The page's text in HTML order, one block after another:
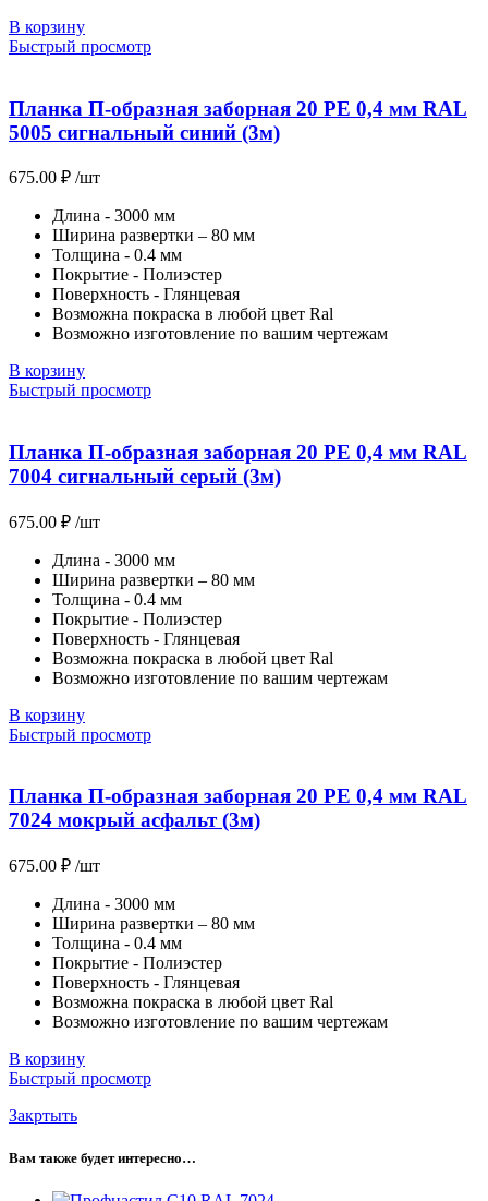
В корзину
Быстрый просмотр
Планка П-образная заборная 20 PE 0,4 мм RAL
5005 сигнальный синий (3м)
675.00 ₽ /шт
Длина - 3000 мм
Ширина развертки – 80 мм
Толщина - 0.4 мм
Покрытие - Полиэстер
Поверхность - Глянцевая
Возможна покраска в любой цвет Ral
Возможно изготовление по вашим чертежам
В корзину
Быстрый просмотр
Планка П-образная заборная 20 PE 0,4 мм RAL
7004 сигнальный серый (3м)
675.00 ₽ /шт
Длина - 3000 мм
Ширина развертки – 80 мм
Толщина - 0.4 мм
Покрытие - Полиэстер
Поверхность - Глянцевая
Возможна покраска в любой цвет Ral
Возможно изготовление по вашим чертежам
В корзину
Быстрый просмотр
Планка П-образная заборная 20 PE 0,4 мм RAL
7024 мокрый асфальт (3м)
675.00 ₽ /шт
Длина - 3000 мм
Ширина развертки – 80 мм
Толщина - 0.4 мм
Покрытие - Полиэстер
Поверхность - Глянцевая
Возможна покраска в любой цвет Ral
Возможно изготовление по вашим чертежам
В корзину
Быстрый просмотр
Закртыть
Вам также будет интересно…